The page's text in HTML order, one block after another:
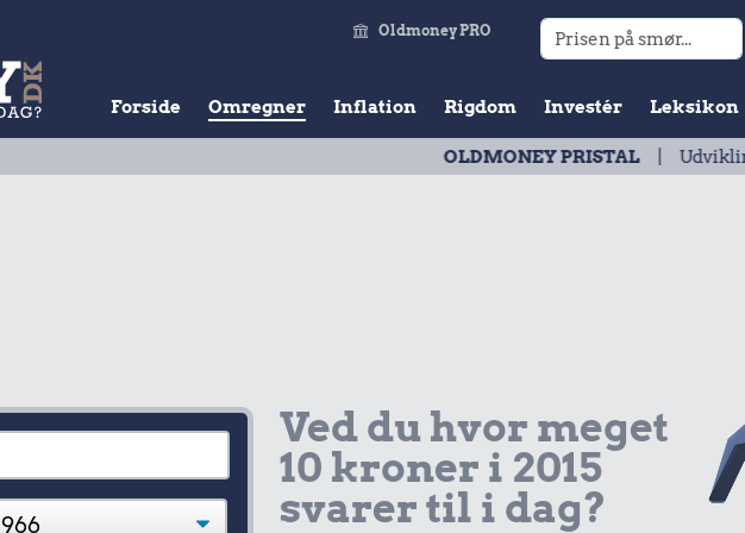
Oldmoney PRO
Forside Omregner Inflation Rigdom Investér Leksikon
OLDMONEY PRISTAL| Udvikling pr.
Ved du hvor meget
10 kroner i 2015
svarer til i dag?